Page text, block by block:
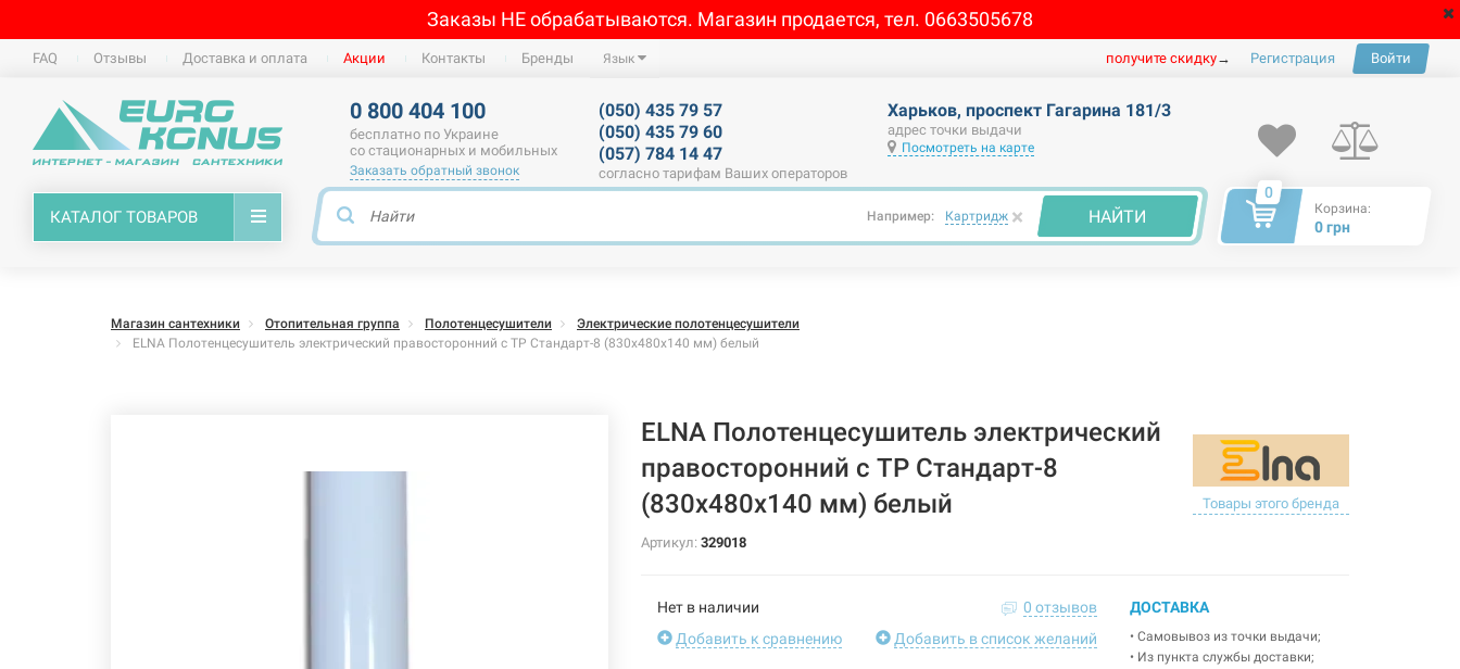
Заказы НЕ обрабатываются. Магазин продается, тел. 0663505678
FAQ Отзывы Доставка и оплата Акции Контакты Бренды Язык получите скидку→ Регистрация Войти
0 800 404 100
бесплатно по Украине
со стационарных и мобильных
Заказать обратный звонок
(050) 435 79 57
(050) 435 79 60
(057) 784 14 47
согласно тарифам Ваших операторов
Харьков, проспект Гагарина 181/3
адрес точки выдачи
Посмотреть на карте
КАТАЛОГ ТОВАРОВ Например: Картридж × НАЙТИ
0
Корзина:
0 грн
Магазин сантехники Отопительная группа Полотенцесушители
Электрические полотенцесушители
ELNA Полотенцесушитель электрический правосторонний с ТР Стандарт-8 (830х480х140 мм) белый
ELNA Полотенцесушитель электрический
правосторонний с ТР Стандарт-8
(830х480х140 мм) белый
Товары этого бренда
Артикул: 329018
Нет в наличии
0 отзывов
Добавить к сравнению
Добавить в список желаний
ДОСТАВКА
• Самовывоз из точки выдачи;
• Из пункта службы доставки;